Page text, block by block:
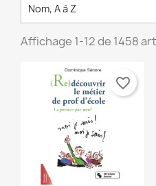
Nom, A à Z
Affichage 1-12 de 1458
favorite_border